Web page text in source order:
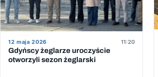
12 maja 2026 11:20
Gdyńscy żeglarze uroczyście
otworzyli sezon żeglarski